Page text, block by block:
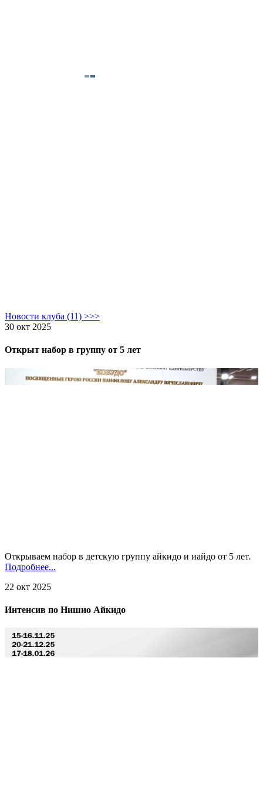
Новости клуба (11) >>>
30 окт 2025
Открыт набор в группу от 5 лет
Открываем набор в детскую группу айкидо и иайдо от 5 лет.
Подробнее...
22 окт 2025
Интенсив по Нишио Айкидо